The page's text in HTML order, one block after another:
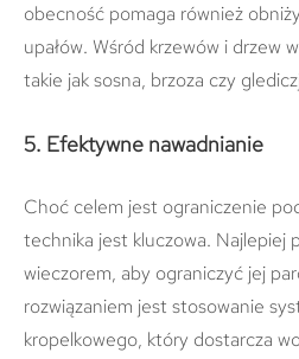
obecność pomaga również
upałów. Wśród krzewów i drzew
takie jak sosna, brzoza czy
5. Efektywne nawadnianie
Choć celem jest ograniczenie
technika jest kluczowa. Najlepiej
wieczorem, aby ograniczyć jej
rozwiązaniem jest stosowanie
kropelkowego, który dostarcza